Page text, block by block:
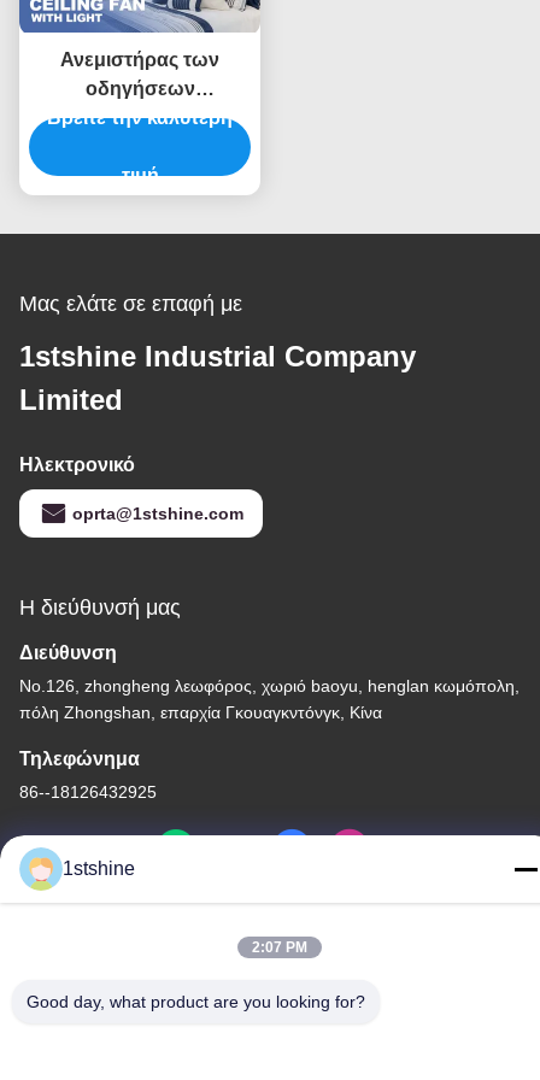
Ανεμιστήρας των
οδηγήσεων
τηλεχειρισμού cOem
με ελαφριές 5 MDF
Βρείτε την καλύτερη
τιμή
Μας ελάτε σε επαφή με
1stshine Industrial Company
Limited
Ηλεκτρονικό
oprta@1stshine.com
Η διεύθυνσή μας
Διεύθυνση
No.126, zhongheng λεωφόρος, χωριό baoyu, henglan κωμόπολη,
πόλη Zhongshan, επαρχία Γκουαγκντόνγκ, Κίνα
Τηλεφώνημα
86--18126432925
Πολιτική μυστικότητας|Χάρτης ιστότοπου
οδηγήσεων Προμηθευτής. Πνευματικά δικαιώματα © -2026
1stshine
2:07 PM
Good day, what product are you looking for?